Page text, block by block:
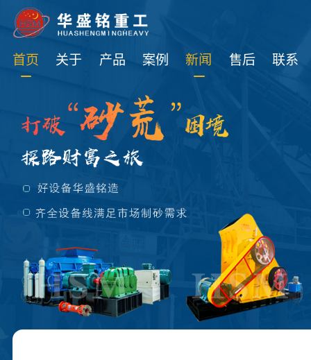
首页 关于 产品 案例 新闻 售后 联系